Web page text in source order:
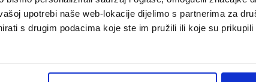
upotrebi naše web-lokacije dijelimo s partnerima za
s drugim podacima koje ste im pružili ili koje su